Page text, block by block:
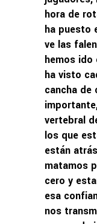
hora de
ha puesto
ve las
hemos ido
ha visto
cancha de
vertebral
los que
están
matamos
cero y
esa
nos